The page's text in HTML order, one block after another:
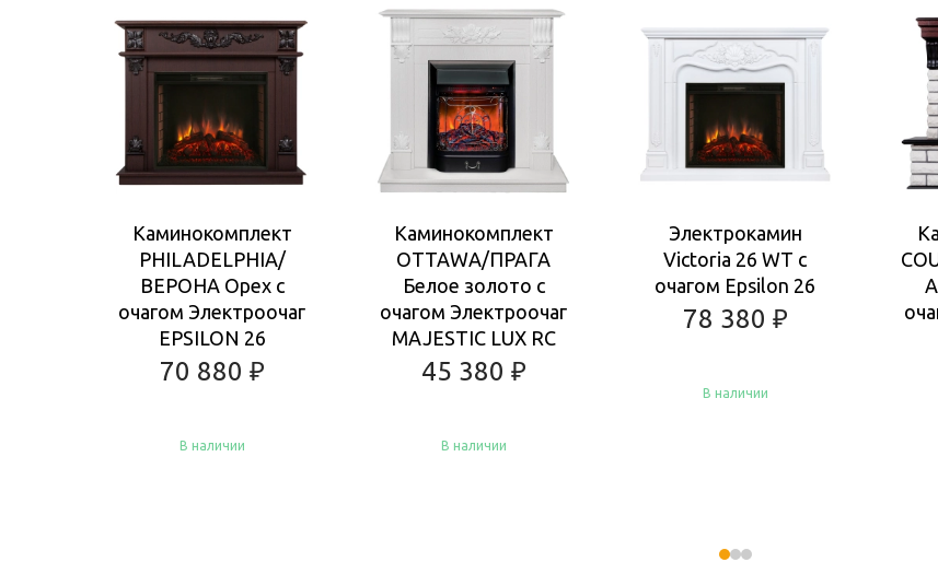
Каминокомплект
PHILADELPHIA/
ВЕРОНА Орех с
очагом Электроочаг
EPSILON 26
70 880 ₽
В наличии
Каминокомплект
OTTAWA/ПРАГА
Белое золото с
очагом Электроочаг
MAJESTIC LUX RC
45 380 ₽
В наличии
Электрокамин
Victoria 26 WT с
очагом Epsilon 26
78 380 ₽
В наличии